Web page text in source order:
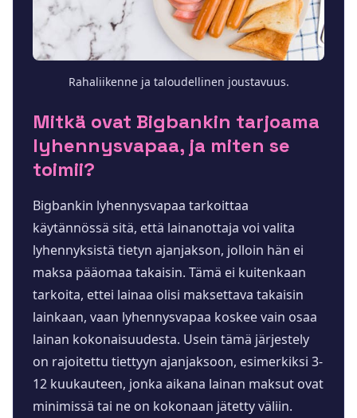
Rahaliikenne ja taloudellinen joustavuus.
Mitkä ovat Bigbankin tarjoama
lyhennysvapaa, ja miten se
toimii?
Bigbankin lyhennysvapaa tarkoittaa
käytännössä sitä, että lainanottaja voi valita
lyhennyksistä tietyn ajanjakson, jolloin hän ei
maksa pääomaa takaisin. Tämä ei kuitenkaan
tarkoita, ettei lainaa olisi maksettava takaisin
lainkaan, vaan lyhennysvapaa koskee vain osaa
lainan kokonaisuudesta. Usein tämä järjestely
on rajoitettu tiettyyn ajanjaksoon, esimerkiksi 3-
12 kuukauteen, jonka aikana lainan maksut ovat
minimissä tai ne on kokonaan jätetty väliin.